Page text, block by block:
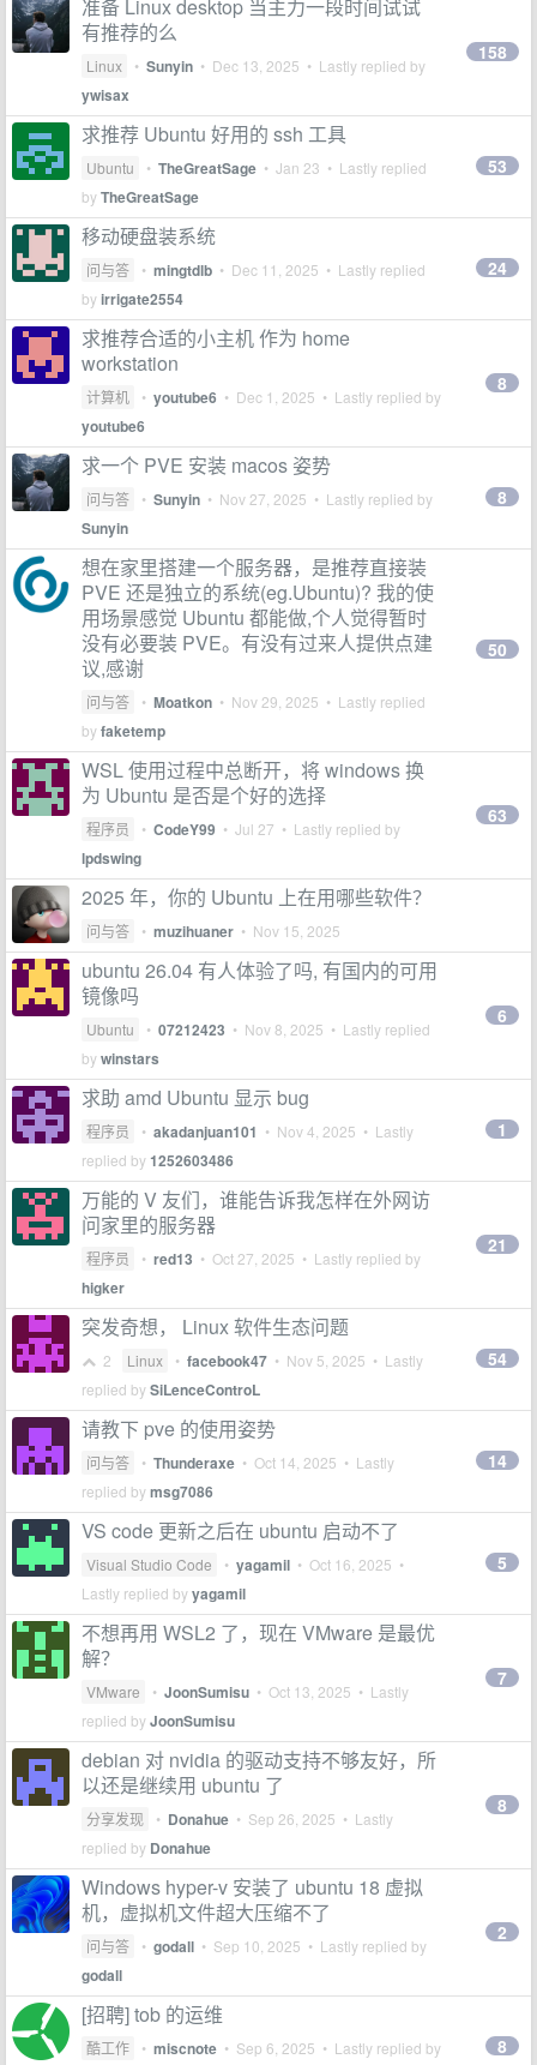
准备 Linux desktop 当主力一段时间试试
有推荐的么
Linux • Sunyin • Dec 13, 2025 • Lastly replied by
ywisax
158
求推荐 Ubuntu 好用的 ssh 工具
Ubuntu • TheGreatSage • Jan 23 • Lastly replied
byTheGreatSage
53
移动硬盘装系统
问与答 • mingtdlb • Dec 11, 2025 • Lastly replied
byirrigate2554
24
求推荐合适的小主机 作为 home
workstation
计算机 • youtube6 • Dec 1, 2025 • Lastly replied by
youtube6
8
求一个 PVE 安装 macos 姿势
问与答 • Sunyin • Nov 27, 2025 • Lastly replied by
Sunyin
8
想在家里搭建一个服务器，是推荐直接装
PVE 还是独立的系统(eg.Ubuntu)? 我的使
用场景感觉 Ubuntu 都能做,个人觉得暂时
没有必要装 PVE。有没有过来人提供点建
议,感谢
问与答 • Moatkon • Nov 29, 2025 • Lastly replied
byfaketemp
50
WSL 使用过程中总断开，将 windows 换
为 Ubuntu 是否是个好的选择
程序员 • CodeY99 • Jul 27 • Lastly replied by
lpdswing
63
2025 年，你的 Ubuntu 上在用哪些软件？
问与答 • muzihuaner • Nov 15, 2025
ubuntu 26.04 有人体验了吗, 有国内的可用
镜像吗
Ubuntu • 07212423 • Nov 8, 2025 • Lastly replied
bywinstars
6
求助 amd Ubuntu 显示 bug
程序员 • akadanjuan101 • Nov 4, 2025 • Lastly
replied by1252603486
1
万能的 V 友们，谁能告诉我怎样在外网访
问家里的服务器
程序员 • red13 • Oct 27, 2025 • Lastly replied by
higker
21
突发奇想， Linux 软件生态问题
2 Linux • facebook47 • Nov 5, 2025 • Lastly
replied bySiLenceControL
54
请教下 pve 的使用姿势
问与答 • Thunderaxe • Oct 14, 2025 • Lastly
replied bymsg7086
14
VS code 更新之后在 ubuntu 启动不了
Visual Studio Code • yagamil • Oct 16, 2025 •
Lastly replied byyagamil
5
不想再用 WSL2 了，现在 VMware 是最优
解？
VMware • JoonSumisu • Oct 13, 2025 • Lastly
replied byJoonSumisu
7
debian 对 nvidia 的驱动支持不够友好，所
以还是继续用 ubuntu 了
分享发现 • Donahue • Sep 26, 2025 • Lastly
replied by Donahue
8
Windows hyper-v 安装了 ubuntu 18 虚拟
机，虚拟机文件超大压缩不了
问与答 • godall • Sep 10, 2025 • Lastly replied by
godall
2
[招聘] tob 的运维
酷工作 • miscnote • Sep 6, 2025 • Lastly replied by 8